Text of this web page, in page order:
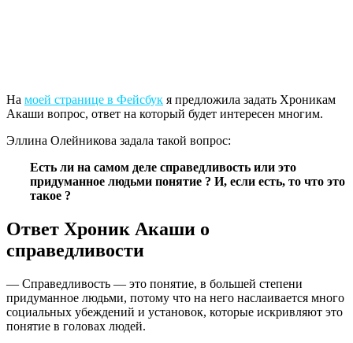
На моей странице в Фейсбук я предложила задать Хроникам
Акаши вопрос, ответ на который будет интересен многим.
Эллина Олейникова задала такой вопрос:
Есть ли на самом деле справедливость или это
придуманное людьми понятие ? И, если есть, то что это
такое ?
Ответ Хроник Акаши о
справедливости
— Справедливость — это понятие, в большей степени
придуманное людьми, потому что на него наслаивается много
социальных убеждений и установок, которые искривляют это
понятие в головах людей.